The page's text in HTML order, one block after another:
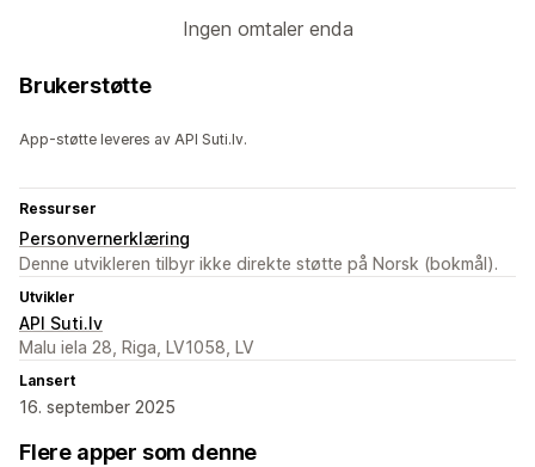
Ingen omtaler enda
Brukerstøtte
App-støtte leveres av API Suti.lv.
Ressurser
Personvernerklæring
Denne utvikleren tilbyr ikke direkte støtte på Norsk (bokmål).
Utvikler
API Suti.lv
Malu iela 28, Riga, LV1058, LV
Lansert
16. september 2025
Flere apper som denne